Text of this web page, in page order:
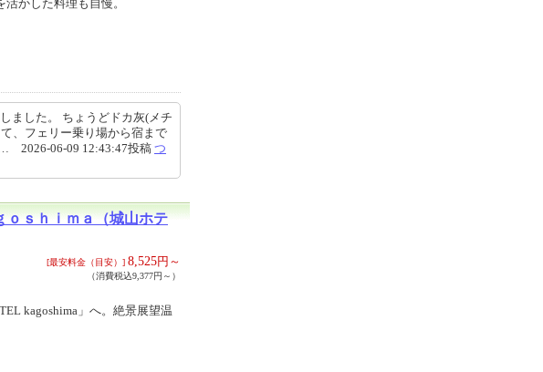
かした料理も自慢。
ました。 ちょうどドカ灰(メチ
、フェリー乗り場から宿まで
2026-06-09 12:43:47投稿 つ
ｓｈｉｍａ（城山ホテ
[最安料金（目安）] 8,525円～
（消費税込9,377円～）
kagoshima」へ。絶景展望温